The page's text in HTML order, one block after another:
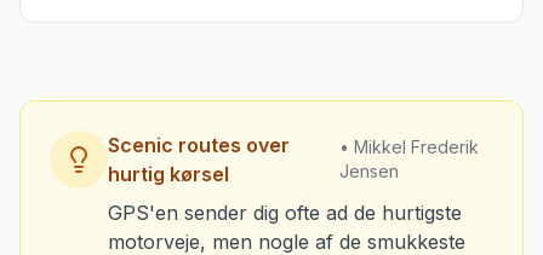
Scenic routes over
hurtig kørsel
• Mikkel Frederik
Jensen
GPS'en sender dig ofte ad de hurtigste
motorveje, men nogle af de smukkeste